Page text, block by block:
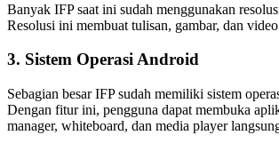
Banyak IFP saat ini sudah menggunakan
Resolusi ini membuat tulisan, gambar, dan
3. Sistem Operasi Android
Sebagian besar IFP sudah memiliki sistem
Dengan fitur ini, pengguna dapat membuka
manager, whiteboard, dan media player